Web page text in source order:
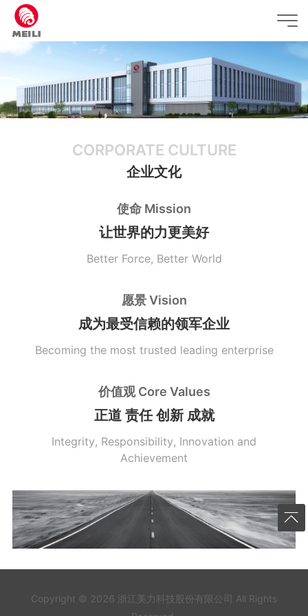
CORPORATE CULTURE
企业文化
使命 Mission
让世界的力更美好
Better Force, Better World
愿景 Vision
成为最受信赖的领军企业
Becoming the most trusted leading enterprise
价值观 Core Values
正道 责任 创新 成就
Integrity, Responsibility, Innovation and
Achievement
Copyright © 2026 浙江美力科技股份有限公司 All Rights